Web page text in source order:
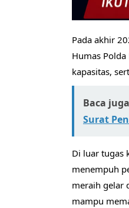
Pada akhir
Humas
kapasitas,
Baca
Surat
Di luar tugas
menempuh
meraih gelar
mampu